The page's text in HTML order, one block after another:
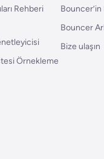
Rehberi
Örnekleme
Bouncer
Bize ulaşın